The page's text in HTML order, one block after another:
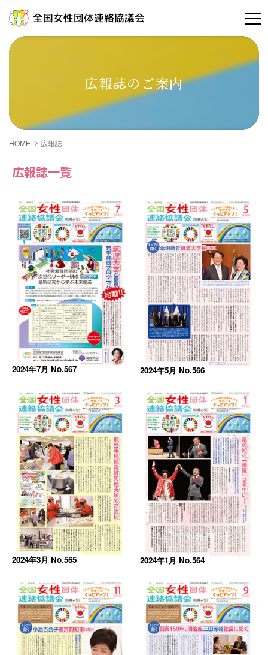
全国女性団体連絡協議会
広報誌のご案内
HOME 広報誌
広報誌一覧
2024年7月 No.567 2024年5月 No.566
2024年3月 No.565 2024年1月 No.564